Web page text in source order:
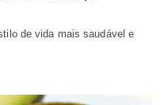
de vida mais saudável e